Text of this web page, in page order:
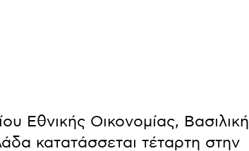
Εθνικής Οικονομίας, Βασιλική
κατατάσσεται τέταρτη στην